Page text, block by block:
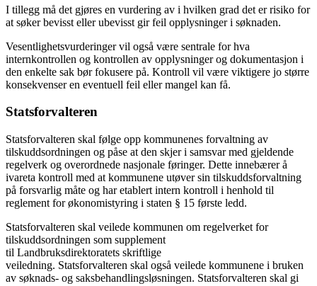
I tillegg må det gjøres en vurdering av i hvilken grad det er risiko for
at søker bevisst eller ubevisst gir feil opplysninger i søknaden.
Vesentlighetsvurderinger vil også være sentrale for hva
internkontrollen og kontrollen av opplysninger og dokumentasjon i
den enkelte sak bør fokusere på. Kontroll vil være viktigere jo større
konsekvenser en eventuell feil eller mangel kan få.
Statsforvalteren
Statsforvalteren skal følge opp kommunenes forvaltning av
tilskuddsordningen og påse at den skjer i samsvar med gjeldende
regelverk og overordnede nasjonale føringer. Dette innebærer å
ivareta kontroll med at kommunene utøver sin tilskuddsforvaltning
på forsvarlig måte og har etablert intern kontroll i henhold til
reglement for økonomistyring i staten § 15 første ledd.
Statsforvalteren skal veilede kommunen om regelverket for
tilskuddsordningen som supplement
til Landbruksdirektoratets skriftlige
veiledning. Statsforvalteren skal også veilede kommunene i bruken
av søknads- og saksbehandlingsløsningen. Statsforvalteren skal gi